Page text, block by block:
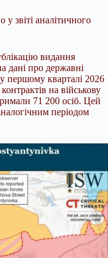
звіті аналітичного
видання
дані про державні
першому кварталі 2026
на військову
71 200 осіб. Цей
періодом